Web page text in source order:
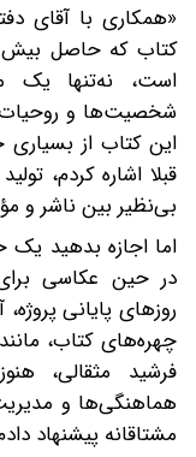
«همکاری با آقای
کتاب که حاصل
است، نه‌تنها یک
شخصیت‌ها و
این کتاب از
قبلا اشاره کردم،
بی‌نظیر بین ناشر و
اما اجازه بدهید یک
در حین عکاسی
روزهای پایانی
چهره‌های کتاب،
فرشید مثقالی،
هماهنگی‌ها و
مشتاقانه پیشنهاد